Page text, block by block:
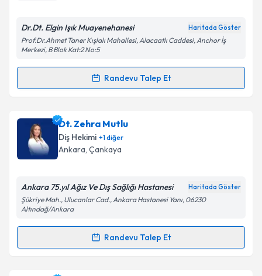
Kişisel verilerimin işlenmesine ilişkinAydınlatma
'ni okudum ve kişisel verilerimin belirtilen
kapsamda işlenmesini kabul ediyorum.
Takvim Talebini Gönder
Dr.Dt. Elgin Işık Muayenehanesi Haritada Göster
Prof.Dr.Ahmet Taner Kışlalı Mahallesi, Alacaatlı Caddesi, Anchor İş
Merkezi, B Blok Kat:2 No:5
Randevu Talep Et
Randevu Takvimi Talebi
Dr. Dt. Elgin Işıkiçin randevu takvimi talebi oluşturun.
Size bu uzmandan randevu almanız için bir takvim
hazırlandığında e-posta ile bilgilendireceğiz.
Kişisel verilerimin işlenmesine ilişkinAydınlatma
'ni okudum ve kişisel verilerimin belirtilen
kapsamda işlenmesini kabul ediyorum.
Dt. Zehra Mutlu
Diş Hekimi +1diğer
Ankara, Çankaya
Ankara 75.yıl Ağız Ve Dış Sağlığı Hastanesi Haritada Göster
Şükriye Mah., Ulucanlar Cad., Ankara Hastanesi Yanı, 06230
Altındağ/Ankara
Randevu Talep Et
Randevu Takvimi Talebi